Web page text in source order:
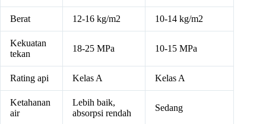
Berat 12-16 kg/m2 10-14 kg/m2
Kekuatan
tekan
18-25 MPa 10-15 MPa
Rating api Kelas A Kelas A
Ketahanan
air
Lebih baik,
absorpsi rendah
Sedang